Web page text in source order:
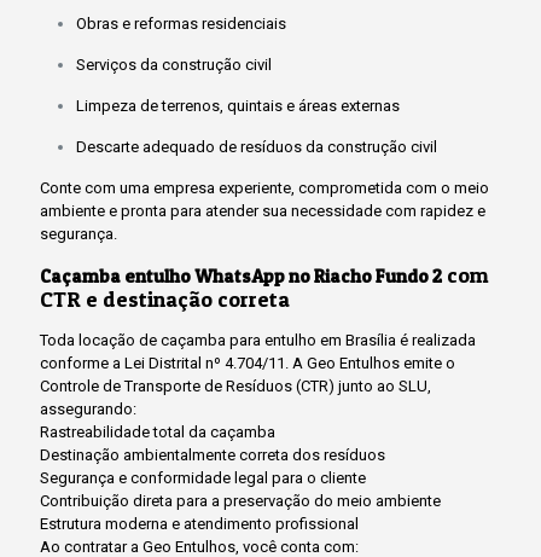
Obras e reformas residenciais
Serviços da construção civil
Limpeza de terrenos, quintais e áreas externas
Descarte adequado de resíduos da construção civil
Conte com uma empresa experiente, comprometida com o meio
ambiente e pronta para atender sua necessidade com rapidez e
segurança.
Caçamba entulho WhatsApp no Riacho Fundo 2 com
CTR e destinação correta
Toda locação de caçamba para entulho em Brasília é realizada
conforme a Lei Distrital nº 4.704/11. A Geo Entulhos emite o
Controle de Transporte de Resíduos (CTR) junto ao SLU,
assegurando:
Rastreabilidade total da caçamba
Destinação ambientalmente correta dos resíduos
Segurança e conformidade legal para o cliente
Contribuição direta para a preservação do meio ambiente
Estrutura moderna e atendimento profissional
Ao contratar a Geo Entulhos, você conta com: